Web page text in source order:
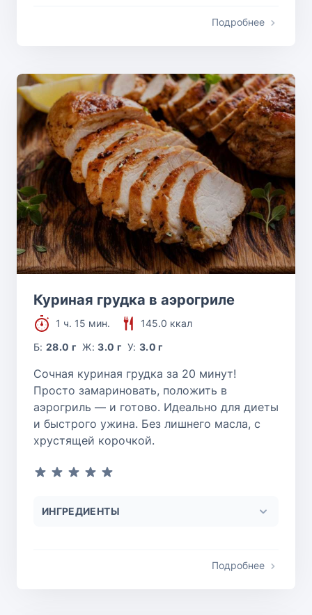
Подробнее
Куриная грудка в аэрогриле
1 ч. 15 мин.
145.0 ккал
Б:28.0 г Ж:3.0 г У:3.0 г
Сочная куриная грудка за 20 минут!
Просто замариновать, положить в
аэрогриль — и готово. Идеально для диеты
и быстрого ужина. Без лишнего масла, с
хрустящей корочкой.
ИНГРЕДИЕНТЫ
Подробнее